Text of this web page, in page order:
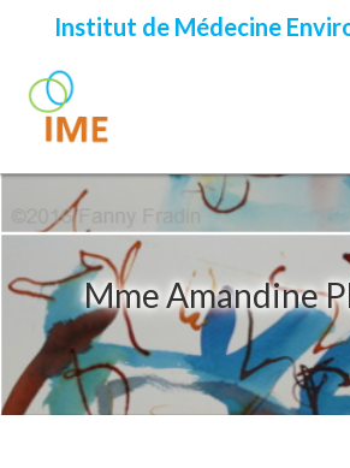
Institut de Médecine
Mme Amandine